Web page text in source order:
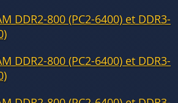
DDR2-800 (PC2-6400) et DDR3-
DDR2-800 (PC2-6400) et DDR3-